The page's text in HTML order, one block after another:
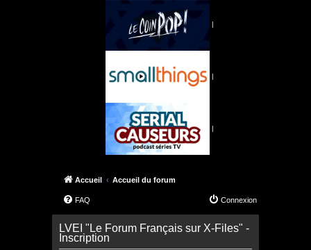
|
|
|
Accueil Accueil du forum
FAQ Connexion
LVEI "Le Forum Français sur X-Files" -
Inscription